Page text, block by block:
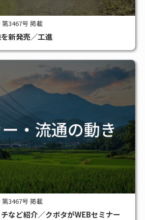
3467号 掲載
新発売／工進
3467号 掲載
など紹介／クボタがWEBセミナー